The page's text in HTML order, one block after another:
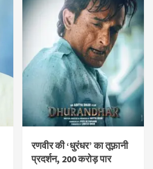
रणवीर की ‘धुरंधर’ का तूफ़ानी
प्रदर्शन, 200 करोड़ पार